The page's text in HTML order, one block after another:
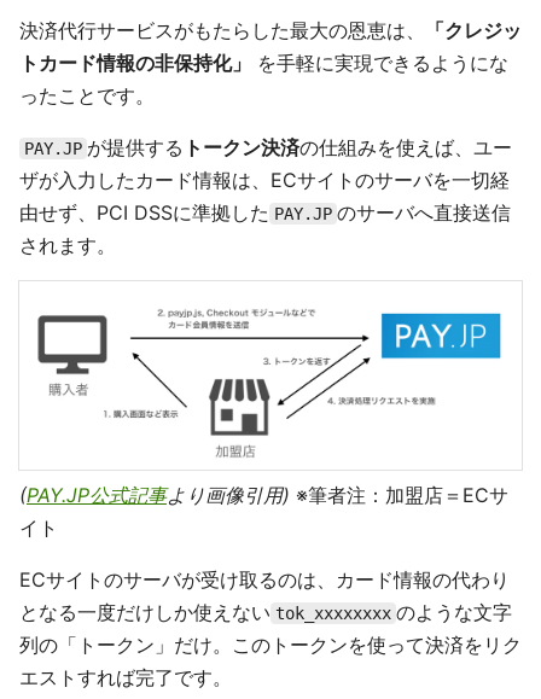
決済代行サービスがもたらした最大の恩恵は、
「クレジッ
トカード情報の非保持化」
を手軽に実現できるようにな
ったことです。
PAY.JP が提供する トークン決済の仕組みを使えば、ユー
ザが入力したカード情報は、ECサイトのサーバを一切経
由せず、PCI DSSに準拠した PAY.JP のサーバへ直接送信
されます。
(PAY.JP公式記事より画像引用) ※筆者注：加盟店＝ECサ
イト
ECサイトのサーバが受け取るのは、カード情報の代わり
となる一度だけしか使えない tok_xxxxxxxx のような文字
列の「トークン」だけ。このトークンを使って決済をリク
エストすれば完了です。